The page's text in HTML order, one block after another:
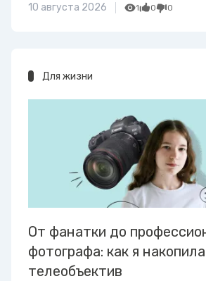
10 августа 2026 1 0 0
Для жизни
От фанатки до
фотографа: как я
телеобъектив